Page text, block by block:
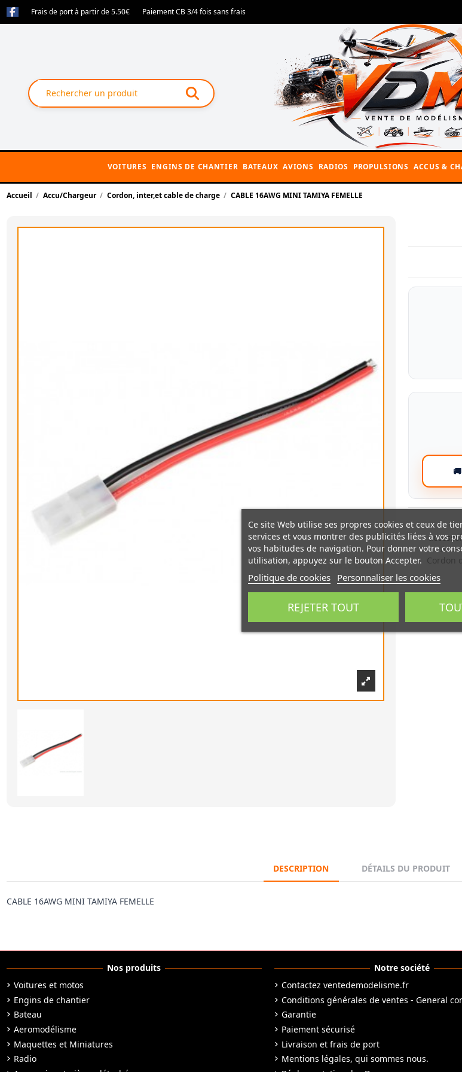
Frais de port à partir de 5.50€ Paiement CB 3/4 fois sans frais
VOITURES ENGINS DE CHANTIER BATEAUX AVIONS RADIOS PROPULSIONS ACCUS &
Accueil Accu/Chargeur Cordon, inter,et cable de charge CABLE 16AWG MINI TAMIYA FEMELLE
Cordon
DESCRIPTION DÉTAILS DU PRODUIT
CABLE 16AWG MINI TAMIYA FEMELLE
Nos produits
Voitures et motos
Engins de chantier
Bateau
Aeromodélisme
Maquettes et Miniatures
Radio
Notre société
Contactez ventedemodelisme.fr
Conditions générales de ventes - General
Garantie
Paiement sécurisé
Livraison et frais de port
Mentions légales, qui sommes nous.
Ce site Web utilise ses propres cookies et ceux de
services et vous montrer des publicités liées à vos
vos habitudes de navigation. Pour donner votre
utilisation, appuyez sur le bouton Accepter.
Politique de cookies Personnaliser les cookies
REJETER TOUT